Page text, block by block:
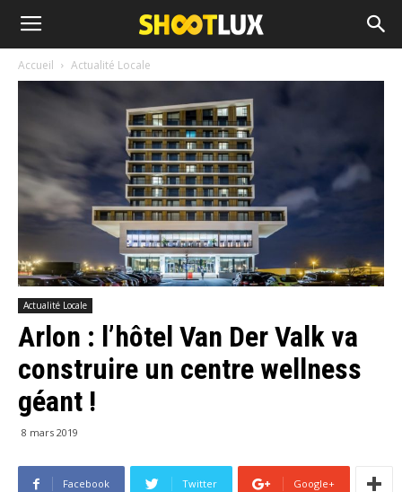
Accueil Actualité Locale
Actualité Locale
Arlon : l’hôtel Van Der Valk va
construire un centre wellness
géant !
8 mars 2019
Facebook Twitter Google+